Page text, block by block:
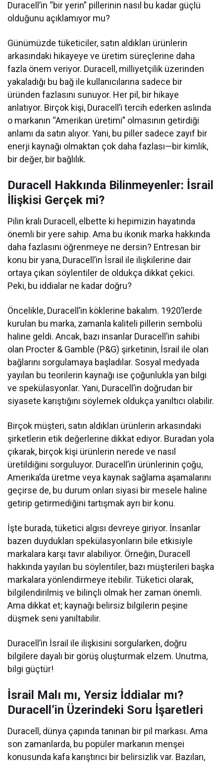
Duracell’in “bir yerin” pillerinin nasıl bu kadar güçlü
olduğunu açıklamıyor mu?
Günümüzde tüketiciler, satın aldıkları ürünlerin
arkasındaki hikayeye ve üretim süreçlerine daha
fazla önem veriyor. Duracell, milliyetçilik üzerinden
yakaladığı bu bağ ile kullanıcılarına sadece bir
üründen fazlasını sunuyor. Her pil, bir hikaye
anlatıyor. Birçok kişi, Duracell’i tercih ederken aslında
o markanın “Amerikan üretimi” olmasının getirdiği
anlamı da satın alıyor. Yani, bu piller sadece zayıf bir
enerji kaynağı olmaktan çok daha fazlası—bir kimlik,
bir değer, bir bağlılık.
Duracell Hakkında Bilinmeyenler: İsrail
İlişkisi Gerçek mi?
Pilin kralı Duracell, elbette ki hepimizin hayatında
önemli bir yere sahip. Ama bu ikonik marka hakkında
daha fazlasını öğrenmeye ne dersin? Entresan bir
konu bir yana, Duracell’in İsrail ile ilişkilerine dair
ortaya çıkan söylentiler de oldukça dikkat çekici.
Peki, bu iddialar ne kadar doğru?
Öncelikle, Duracell’in köklerine bakalım. 1920’lerde
kurulan bu marka, zamanla kaliteli pillerin sembolü
haline geldi. Ancak, bazı insanlar Duracell’in sahibi
olan Procter & Gamble (P&G) şirketinin, İsrail ile olan
bağlarını sorgulamaya başladılar. Sosyal medyada
yayılan bu teorilerin kaynağı ise çoğunlukla yan bilgi
ve spekülasyonlar. Yani, Duracell’in doğrudan bir
siyasete karıştığını söylemek oldukça yanıltıcı olabilir.
Birçok müşteri, satın aldıkları ürünlerin arkasındaki
şirketlerin etik değerlerine dikkat ediyor. Buradan yola
çıkarak, birçok kişi ürünlerin nerede ve nasıl
üretildiğini sorguluyor. Duracell’in ürünlerinin çoğu,
Amerika’da üretme veya kaynak sağlama aşamalarını
geçirse de, bu durum onları siyasi bir mesele haline
getirip getirmediğini tartışmak ayrı bir konu.
İşte burada, tüketici algısı devreye giriyor. İnsanlar
bazen duydukları spekülasyonların bile etkisiyle
markalara karşı tavır alabiliyor. Örneğin, Duracell
hakkında yayılan bu söylentiler, bazı müşterileri başka
markalara yönlendirmeye itebilir. Tüketici olarak,
bilgilendirilmiş ve bilinçli olmak her zaman önemli.
Ama dikkat et; kaynağı belirsiz bilgilerin peşine
düşmek seni yanıltabilir.
Duracell’in İsrail ile ilişkisini sorgularken, doğru
bilgilere dayalı bir görüş oluşturmak elzem. Unutma,
bilgi güçtür!
İsrail Malı mı, Yersiz İddialar mı?
Duracell’in Üzerindeki Soru İşaretleri
Duracell, dünya çapında tanınan bir pil markası. Ama
son zamanlarda, bu popüler markanın menşei
konusunda kafa karıştırıcı bir belirsizlik var. Bazıları,